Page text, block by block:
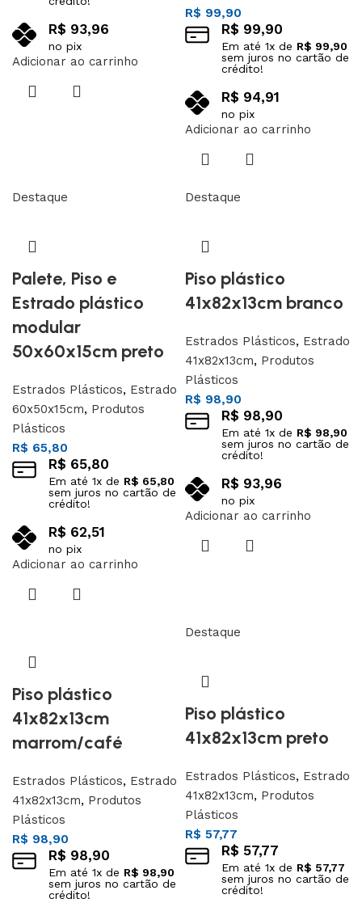
R$ 93,96
no pix
Adicionar ao carrinho
R$ 99,90
R$ 99,90
Em até 1x de R$ 99,90
sem juros no cartão de
crédito!
R$ 94,91
no pix
Adicionar ao carrinho
Destaque
Palete, Piso e
Estrado plástico
modular
50x60x15cm preto
Estrados Plásticos, Estrado
60x50x15cm, Produtos
Plásticos
R$ 65,80
R$ 65,80
Em até 1x de R$ 65,80
sem juros no cartão de
crédito!
R$ 62,51
no pix
Adicionar ao carrinho
Destaque
Piso plástico
41x82x13cm branco
Estrados Plásticos, Estrado
41x82x13cm, Produtos
Plásticos
R$ 98,90
R$ 98,90
Em até 1x de R$ 98,90
sem juros no cartão de
crédito!
R$ 93,96
no pix
Adicionar ao carrinho
Piso plástico
41x82x13cm
marrom/café
Estrados Plásticos, Estrado
41x82x13cm, Produtos
Plásticos
R$ 98,90
R$ 98,90
Em até 1x de R$ 98,90
sem juros no cartão de
crédito!
Destaque
Piso plástico
41x82x13cm preto
Estrados Plásticos, Estrado
41x82x13cm, Produtos
Plásticos
R$ 57,77
R$ 57,77
Em até 1x de R$ 57,77
sem juros no cartão de
crédito!